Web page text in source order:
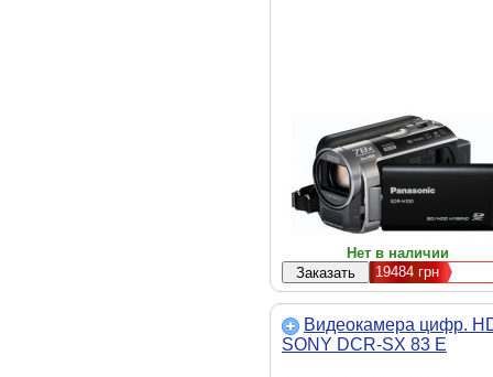
Нет в наличии
19484грн
Видеокамера цифр.
SONY DCR-SX 83 E